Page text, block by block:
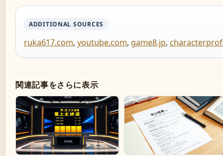
ADDITIONAL SOURCES
ruka617.com, youtube.com, game8.jp,
関連記事をさらに表示